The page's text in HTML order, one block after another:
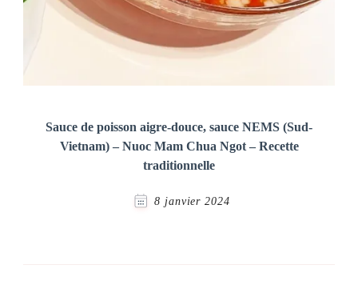
Sauce de poisson aigre-douce, sauce NEMS (Sud-
Vietnam) – Nuoc Mam Chua Ngot – Recette
traditionnelle
8 janvier 2024